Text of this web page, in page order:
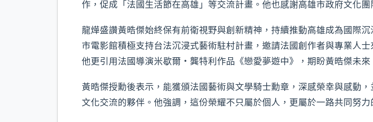
作，促成「法國生活節在高雄」等交流計畫。他也感謝高雄市政府文化
龍燁盛讚黃晧傑始終保有前衛視野與創新精神，持續推動高雄成為國際
市電影館積極支持台法沉浸式藝術駐村計畫，邀請法國創作者與專業人
他更引用法國導演米歇爾・龔特利作品《戀愛夢遊中》，期盼黃晧傑未來
黃晧傑授勳後表示，能獲頒法國藝術與文學騎士勳章，深感榮幸與感動
文化交流的夥伴。他強調，這份榮耀不只屬於個人，更屬於一路共同努力